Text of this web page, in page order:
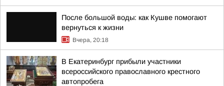
После большой воды: как Кушве помогают
вернуться к жизни
Вчера, 20:18
В Екатеринбург прибыли участники
всероссийского православного крестного
автопробега